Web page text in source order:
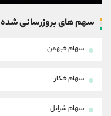
سهم های بروزرسانی شده
سهام خبهمن
سهام خکار
سهام شرانل